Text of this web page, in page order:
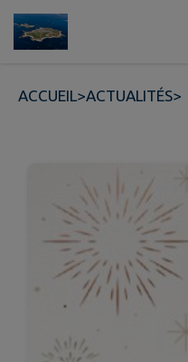
Contenu
ACCUEIL>ACTUALITÉS>